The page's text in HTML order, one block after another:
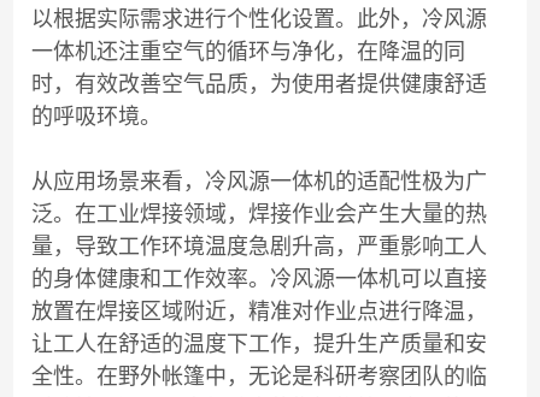
以根据实际需求进行个性化设置。此外，冷风源
一体机还注重空气的循环与净化，在降温的同
时，有效改善空气品质，为使用者提供健康舒适
的呼吸环境。
从应用场景来看，冷风源一体机的适配性极为广
泛。在工业焊接领域，焊接作业会产生大量的热
量，导致工作环境温度急剧升高，严重影响工人
的身体健康和工作效率。冷风源一体机可以直接
放置在焊接区域附近，精准对作业点进行降温，
让工人在舒适的温度下工作，提升生产质量和安
全性。在野外帐篷中，无论是科研考察团队的临